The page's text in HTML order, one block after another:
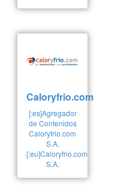
Caloryfrio.com
[:es]Agregador
de Contenidos
Caloryfrio.com
S.A.
[:eu]Caloryfrio.com
S.A.